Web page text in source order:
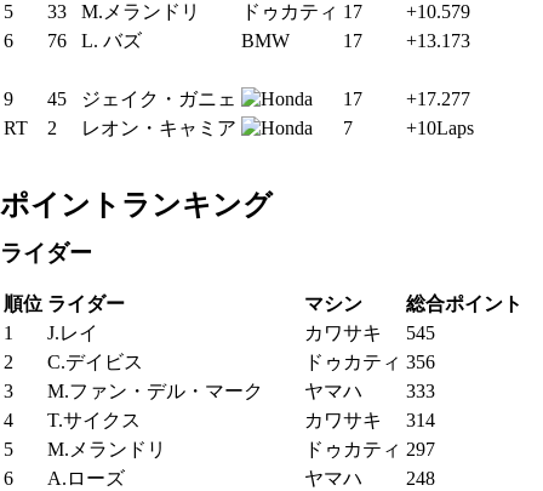
5
33 M.メランドリ ドゥカティ 17
+10.579
6
76 L. バズ BMW 17 +13.173
9 45 ジェイク・ガニェ 17
+17.277
RT
2 レオン・キャミア 7 +10Laps
ポイントランキング
ライダー
順位 ライダー マシン
総合ポイント
1
J.レイ カワサキ
545
2
C.デイビス ドゥカティ 356
3
M.ファン・デル・マーク ヤマハ
333
4
T.サイクス カワサキ
314
5
M.メランドリ ドゥカティ 297
6
A.ローズ ヤマハ 248